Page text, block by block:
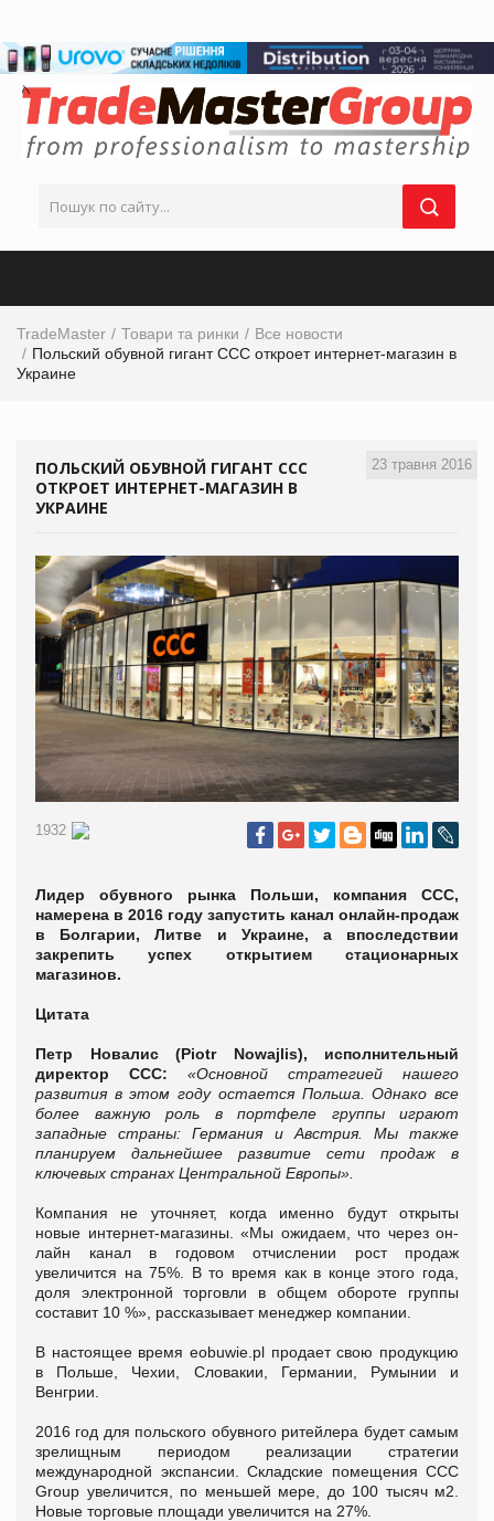
TradeMaster Товари та ринки
Все новости
Польский обувной гигант ССС откроет интернет-магазин в
Украине
23 травня 2016
ПОЛЬСКИЙ ОБУВНОЙ ГИГАНТ ССС
ОТКРОЕТ ИНТЕРНЕТ-МАГАЗИН В
УКРАИНЕ
1932
Лидер обувного рынка Польши, компания ССС,
намерена в 2016 году запустить канал онлайн-продаж
в Болгарии, Литве и Украине, а впоследствии
закрепить успех открытием стационарных
магазинов.
Цитата
Петр Новалис (Piotr Nowajlis), исполнительный
директор CCC: «Основной стратегией нашего
развития в этом году остается Польша. Однако все
более важную роль в портфеле группы играют
западные страны: Германия и Австрия. Мы также
планируем дальнейшее развитие сети продаж в
ключевых странах Центральной Европы»
Компания не уточняет, когда именно будут открыты
новые интернет-магазины. «Мы ожидаем, что через он-
лайн канал в годовом отчислении рост продаж
увеличится на 75%. В то время как в конце этого года,
доля электронной торговли в общем обороте группы
составит 10 %», рассказывает менеджер компании.
В настоящее время eobuwie.pl продает свою продукцию
в Польше, Чехии, Словакии, Германии, Румынии и
Венгрии.
2016 год для польского обувного ритейлера будет самым
зрелищным периодом реализации стратегии
международной экспансии. Складские помещения CCC
Group увеличится, по меньшей мере, до 100 тысяч м2.
Новые торговые площади увеличится на 27%.